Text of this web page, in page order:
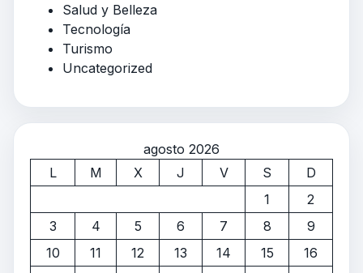
Salud y Belleza
Tecnología
Turismo
Uncategorized
agosto 2026
L
M X J V S
D
1
2
3
4 5 6 7 8
9
10
11 12 13 14 15
16